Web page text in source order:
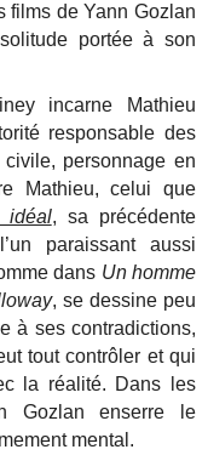
films de Yann Gozlan
portée à son
incarne Mathieu
responsable des
personnage en
Mathieu, celui que
idéal, sa précédente
paraissant aussi
dans Un homme
, se dessine peu
à ses contradictions,
tout contrôler et qui
la réalité. Dans les
Gozlan enserre le
mental.